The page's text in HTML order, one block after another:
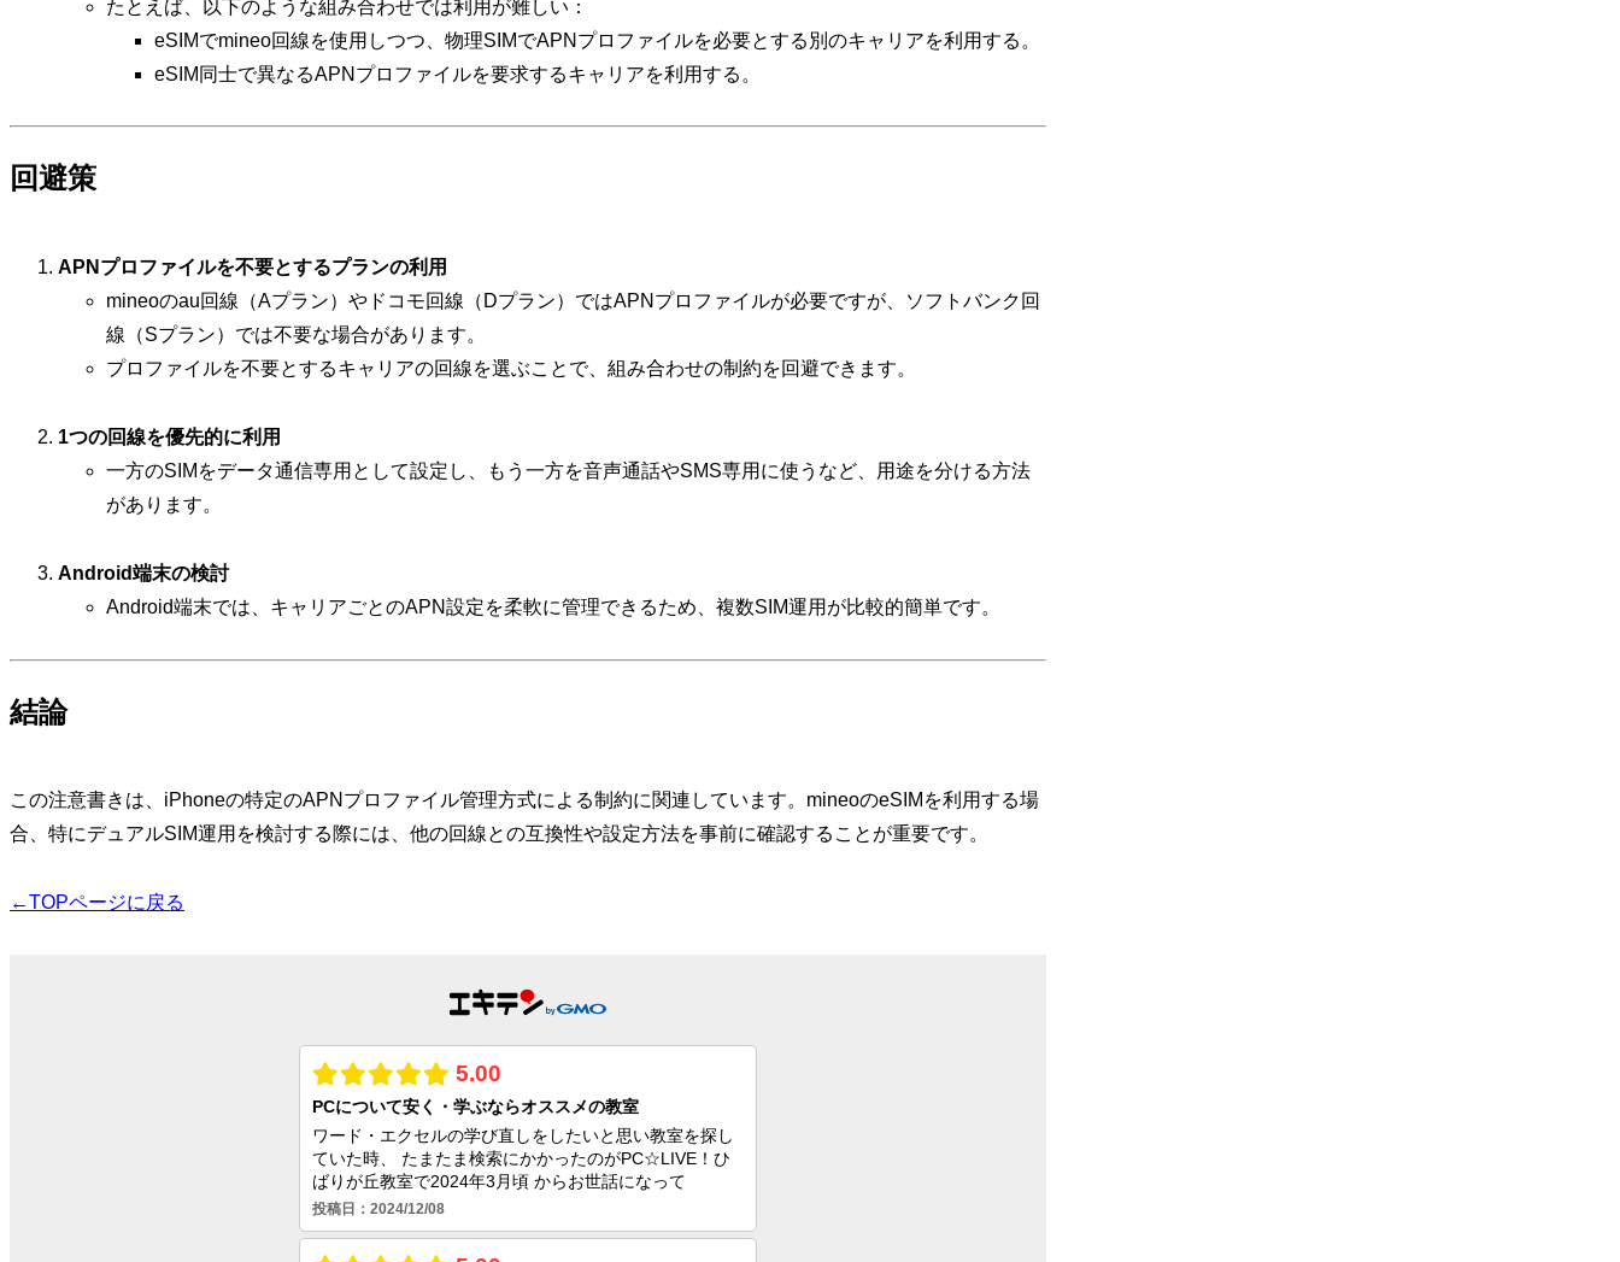
たとえば、以下のような組み合わせでは利用が難しい：
eSIMでmineo回線を使用しつつ、物理SIMでAPNプロファイルを必要とする別のキャリアを利用する。
eSIM同士で異なるAPNプロファイルを要求するキャリアを利用する。
回避策
APNプロファイルを不要とするプランの利用
mineoのau回線（Aプラン）やドコモ回線（Dプラン）ではAPNプロファイルが必要ですが、ソフトバンク回
線（Sプラン）では不要な場合があります。
プロファイルを不要とするキャリアの回線を選ぶことで、組み合わせの制約を回避できます。
1つの回線を優先的に利用
一方のSIMをデータ通信専用として設定し、もう一方を音声通話やSMS専用に使うなど、用途を分ける方法
があります。
Android端末の検討
Android端末では、キャリアごとのAPN設定を柔軟に管理できるため、複数SIM運用が比較的簡単です。
結論
この注意書きは、iPhoneの特定のAPNプロファイル管理方式による制約に関連しています。mineoのeSIMを利用する場
合、特にデュアルSIM運用を検討する際には、他の回線との互換性や設定方法を事前に確認することが重要です。
←TOPページに戻る